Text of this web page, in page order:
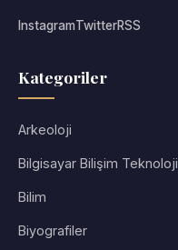
InstagramTwitterRSS
Kategoriler
Arkeoloji
Bilgisayar Bilişim Teknoloji
Bilim
Biyografiler